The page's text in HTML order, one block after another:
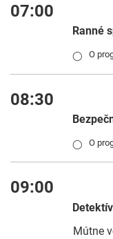
07:00
Ranné
◯ O
08:30
◯ O
09:00
Mútne